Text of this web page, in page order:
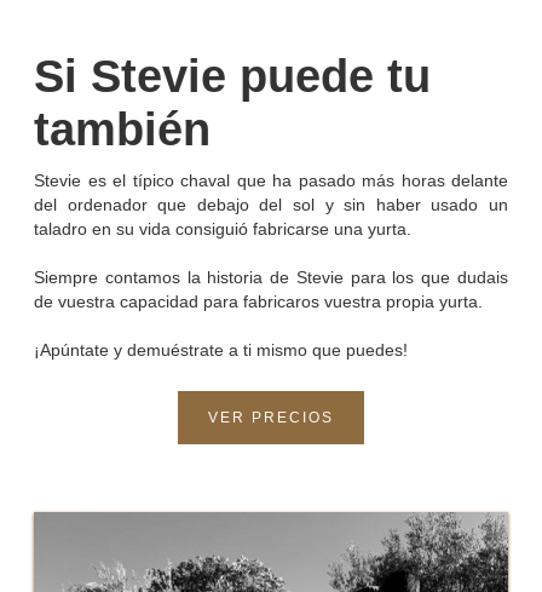
Si Stevie puede tu
también
Stevie es el típico chaval que ha pasado más horas delante
del ordenador que debajo del sol y sin haber usado un
taladro en su vida consiguió fabricarse una yurta.
Siempre contamos la historia de Stevie para los que dudais
de vuestra capacidad para fabricaros vuestra propia yurta.
¡Apúntate y demuéstrate a ti mismo que puedes!
VER PRECIOS